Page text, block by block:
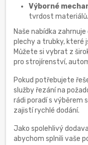
Výborné
tvrdost materiálů.
Naše nabídka
plechy a trubky, které
Můžete si vybrat z
pro strojírenství,
Pokud potřebujete
služby řezání na
rádi poradí s výběrem
zajistí rychlé dodání.
Jako spolehlivý
abychom splnili vaše